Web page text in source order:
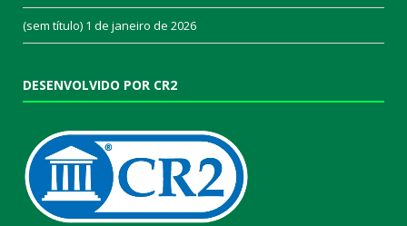
(sem título) 1 de janeiro de 2026
DESENVOLVIDO POR CR2